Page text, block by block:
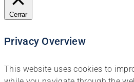
Cerrar
Privacy Overview
This website uses cookies to